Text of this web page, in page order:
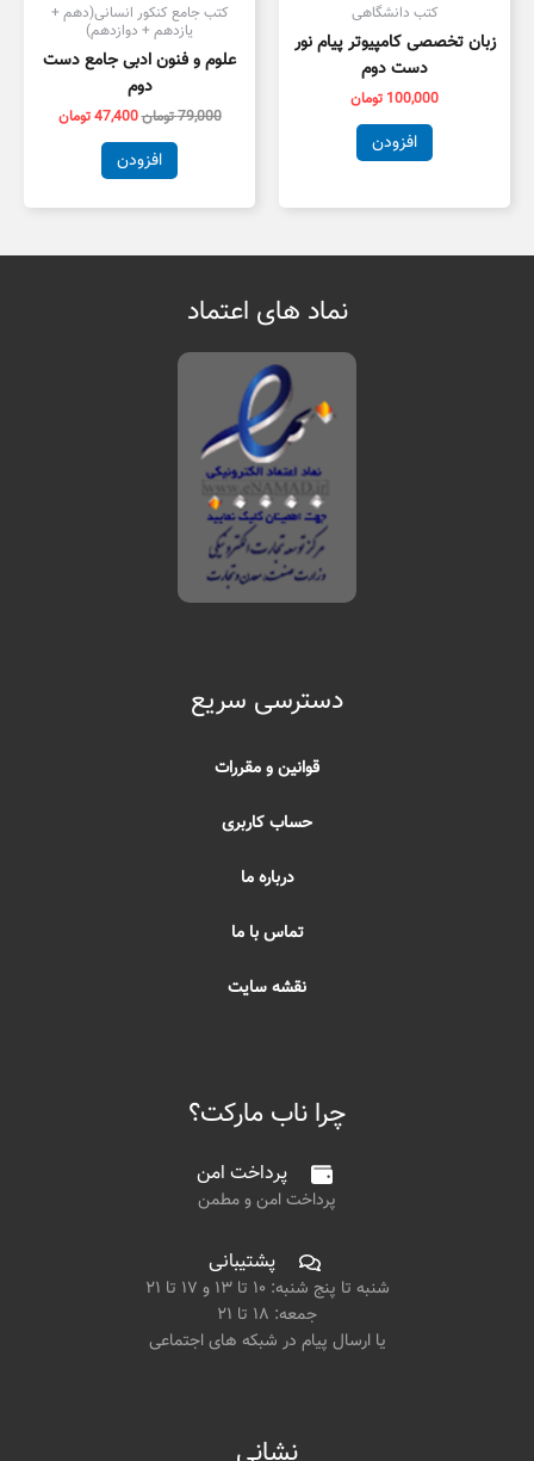
کتب دانشگاهی
زبان تخصصی کامپیوتر پیام نور
دست دوم
100,000 تومان
افزودن
کتب جامع کنکور انسانی(دهم +
یازدهم + دوازدهم)
علوم و فنون ادبی جامع دست
دوم
79,000تومان47,400تومان
افزودن
نماد های اعتماد
دسترسی سریع
قوانین و مقررات
حساب کاربری
درباره ما
تماس با ما
نقشه سایت
چرا ناب مارکت؟
پرداخت امن
پرداخت امن و مطمن
پشتیبانی
شنبه تا پنج شنبه: ۱۰ تا ۱۳ و ۱۷ تا ۲۱
جمعه: ۱۸ تا ۲۱
یا ارسال پیام در شبکه های اجتماعی